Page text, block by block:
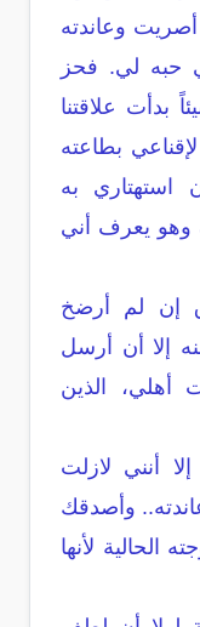
وعاندته
حبه لي. فحز
بدأت علاقتنا
بطاعته
استهتاري به
وهو يعرف أني
إن لم أرضخ
إلا أن أرسل
أهلي، الذين
أنني لازلت
وأصدقك
الحالية لأنها